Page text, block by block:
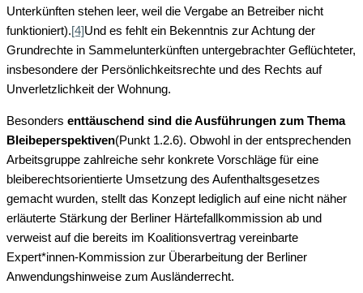
Unterkünften stehen leer, weil die Vergabe an Betreiber nicht
funktioniert).[4]Und es fehlt ein Bekenntnis zur Achtung der
Grundrechte in Sammelunterkünften untergebrachter Geflüchteter,
insbesondere der Persönlichkeitsrechte und des Rechts auf
Unverletzlichkeit der Wohnung.
Besonders enttäuschend sind die Ausführungen zum Thema
Bleibeperspektiven(Punkt 1.2.6). Obwohl in der entsprechenden
Arbeitsgruppe zahlreiche sehr konkrete Vorschläge für eine
bleiberechtsorientierte Umsetzung des Aufenthaltsgesetzes
gemacht wurden, stellt das Konzept lediglich auf eine nicht näher
erläuterte Stärkung der Berliner Härtefallkommission ab und
verweist auf die bereits im Koalitionsvertrag vereinbarte
Expert*innen-Kommission zur Überarbeitung der Berliner
Anwendungshinweise zum Ausländerrecht.